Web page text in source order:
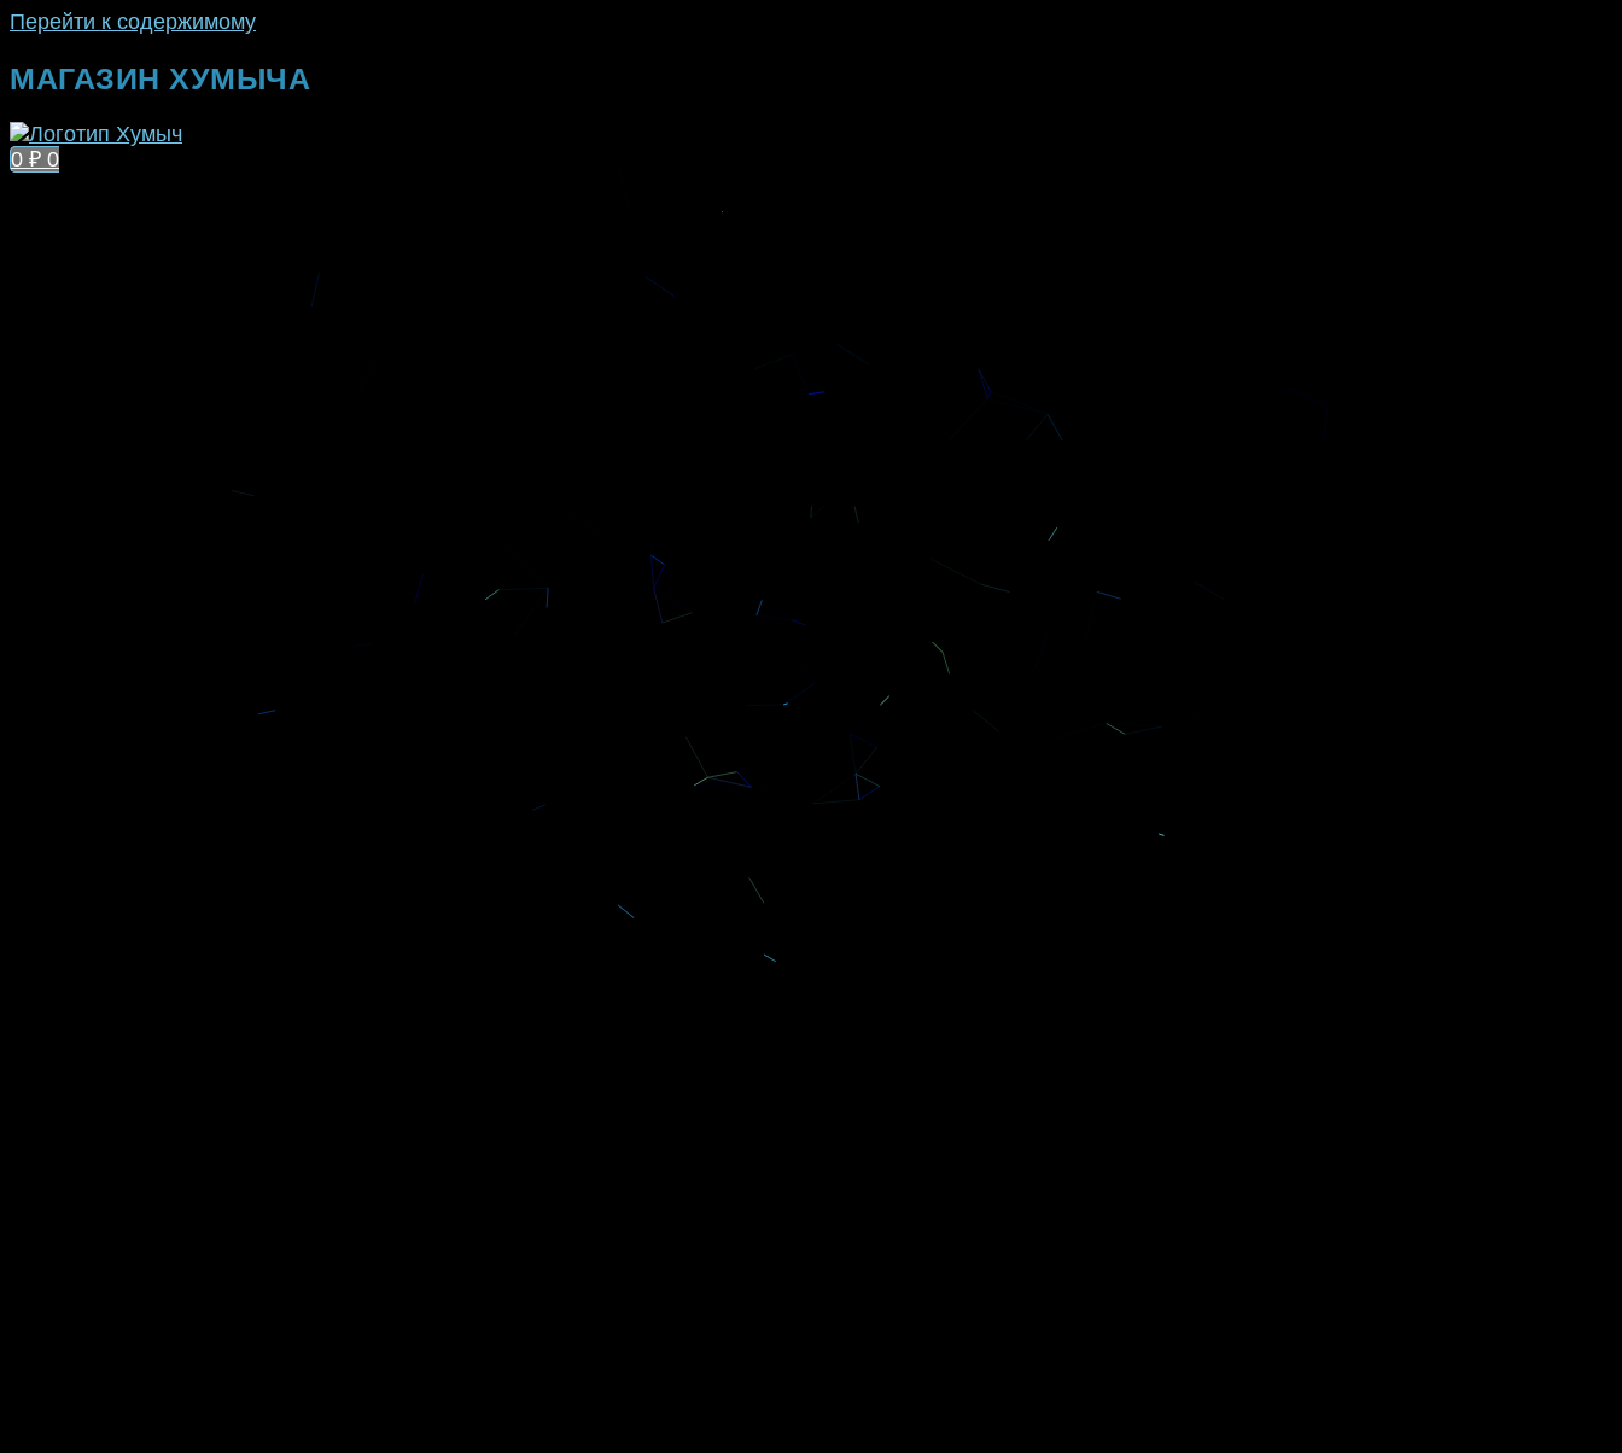
Перейти к содержимому
МАГАЗИН ХУМЫЧА
0 ₽ 0